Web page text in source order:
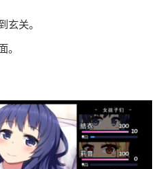
玄关。
。